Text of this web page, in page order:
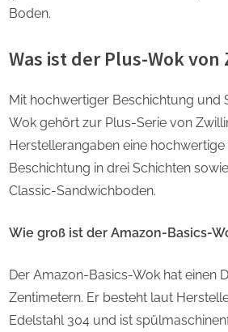
Boden.
Was ist der Plus-Wok von
Mit hochwertiger Beschichtung und
Wok gehört zur Plus-Serie von
Herstellerangaben eine hochwertige
Beschichtung in drei Schichten
Classic-Sandwichboden.
Wie groß ist der Amazon-Basics-
Der Amazon-Basics-Wok hat einen
Zentimetern. Er besteht laut
Edelstahl 304 und ist